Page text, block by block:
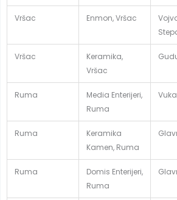
Vršac Enmon, Vršac
Vršac
Keramika,
Vršac
Ruma
Media Enterijeri,
Ruma
Ruma
Keramika
Kamen, Ruma
Ruma
Domis Enterijeri,
Ruma